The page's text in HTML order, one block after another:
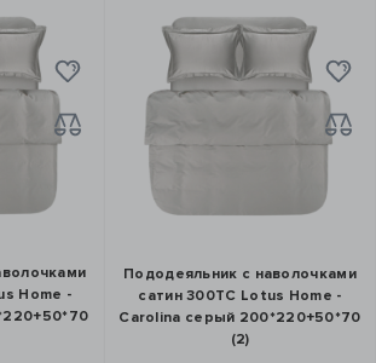
Home -
Пододеяльник с наволочками
сатин 300ТС Lotus Home -
Carolina серый 200*220+50*70
(2)